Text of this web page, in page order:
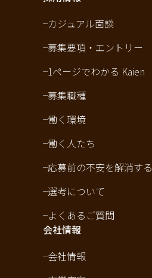
カジュアル面談
募集要項・エントリー
1ページでわかる Kaien
募集職種
働く環境
働く人たち
応募前の不安を解消する
選考について
よくあるご質問
会社情報
会社情報